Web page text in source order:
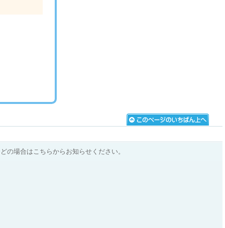
の場合はこちらからお知らせください。